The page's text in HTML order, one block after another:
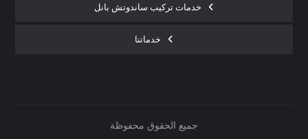
خدمات تركيب ساندوتش بانل
خدماتنا
جميع الحقوق محفوظة